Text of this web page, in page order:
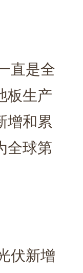
直是全
板生产
增和累
全球第
伏新增